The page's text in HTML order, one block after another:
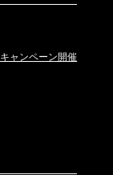
ャンペーン開催